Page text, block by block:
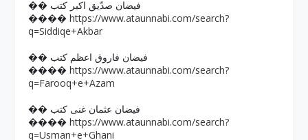
�� فیضان صدّیق اکبر کتب
���� https://www.ataunnabi.com/search?
q=Siddiqe+Akbar
�� فیضان فاروق اعظم کتب
���� https://www.ataunnabi.com/search?
q=Farooq+e+Azam
�� فیضان عثمان غنی کتب
���� https://www.ataunnabi.com/search?
q=Usman+e+Ghani